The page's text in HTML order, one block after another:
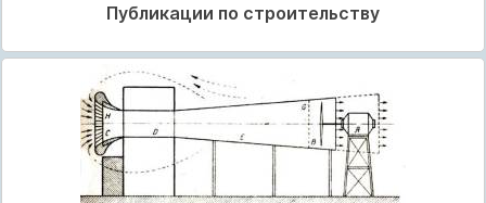
Публикации по строительству